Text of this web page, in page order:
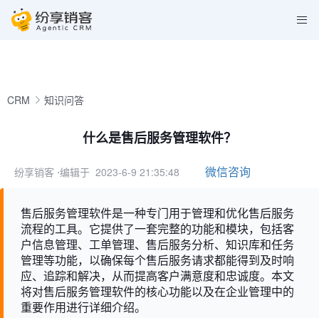
CRM 知识问答
什么是售后服务管理软件？
纷享销客 ⋅编辑于 2023-6-9 21:35:48 微信咨询
售后服务管理软件是一种专门用于管理和优化售后服务
流程的工具。它提供了一套完整的功能和模块，包括客
户信息管理、工单管理、售后服务分析、知识库和任务
管理等功能，以确保每个售后服务请求都能得到及时响
应、追踪和解决，从而提高客户满意度和忠诚度。本文
将对售后服务管理软件的核心功能以及在企业管理中的
重要作用进行详细介绍。